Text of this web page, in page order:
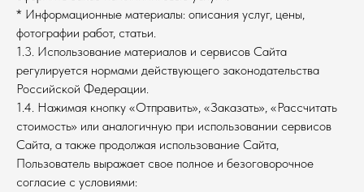
* Информационные материалы: описания услуг, цены,
фотографии работ, статьи.
1.3. Использование материалов и сервисов Сайта
регулируется нормами действующего законодательства
Российской Федерации.
1.4. Нажимая кнопку «Отправить», «Заказать», «Рассчитать
стоимость» или аналогичную при использовании сервисов
Сайта, а также продолжая использование Сайта,
Пользователь выражает свое полное и безоговорочное
согласие с условиями: